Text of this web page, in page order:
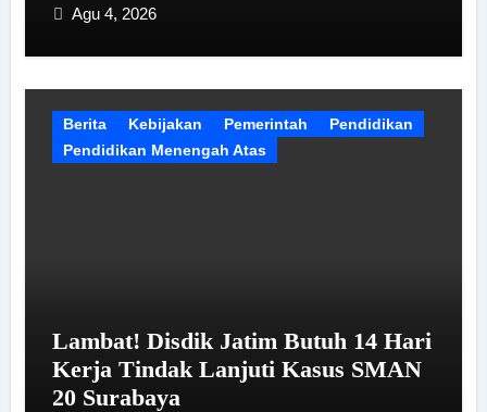
Agu 4, 2026
Berita Kebijakan Pemerintah
Pendidikan
Pendidikan Menengah Atas
Lambat! Disdik Jatim Butuh 14 Hari
Kerja Tindak Lanjuti Kasus SMAN
20 Surabaya